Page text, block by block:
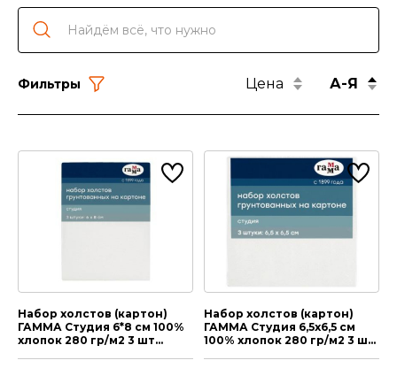
Фильтры Цена А-Я
Набор холстов (картон)
ГАММА Студия 6*8 см 100%
хлопок 280 гр/м2 3 шт
Набор холстов (картон)
ГАММА Студия 6,5х6,5 см
100% хлопок 280 гр/м2 3 шт